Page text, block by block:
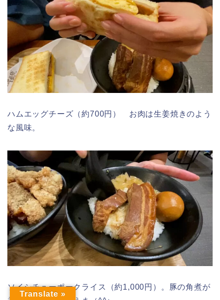
ハムエッグチーズ（約700円） お肉は生姜焼きのよう
な風味。
ソイシチューポークライス（約1,000円）。豚の角煮が
Translate »